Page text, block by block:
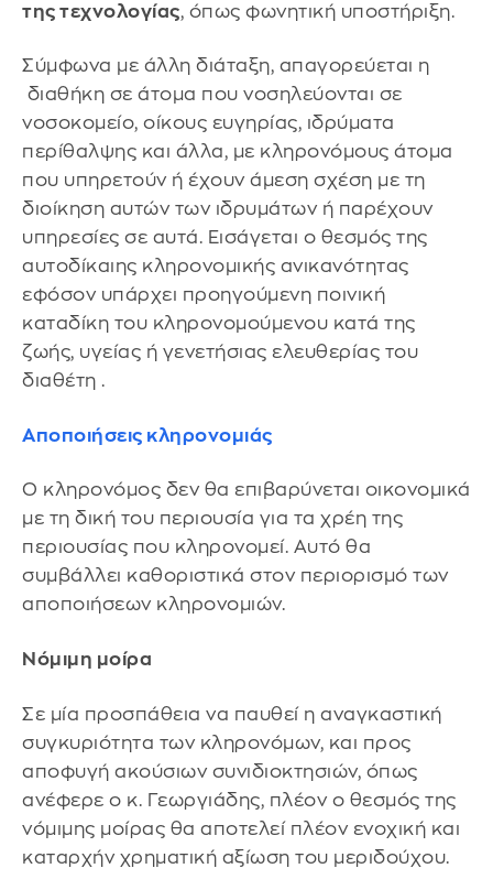
της τεχνολογίας, όπως φωνητική υποστήριξη.
Σύμφωνα με άλλη διάταξη, απαγορεύεται η
διαθήκη σε άτομα που νοσηλεύονται σε
νοσοκομείο, οίκους ευγηρίας, ιδρύματα
περίθαλψης και άλλα, με κληρονόμους άτομα
που υπηρετούν ή έχουν άμεση σχέση με τη
διοίκηση αυτών των ιδρυμάτων ή παρέχουν
υπηρεσίες σε αυτά. Εισάγεται ο θεσμός της
αυτοδίκαιης κληρονομικής ανικανότητας
εφόσον υπάρχει προηγούμενη ποινική
καταδίκη του κληρονομούμενου κατά της
ζωής, υγείας ή γενετήσιας ελευθερίας του
διαθέτη .
Αποποιήσεις κληρονομιάς
Ο κληρονόμος δεν θα επιβαρύνεται οικονομικά
με τη δική του περιουσία για τα χρέη της
περιουσίας που κληρονομεί. Αυτό θα
συμβάλλει καθοριστικά στον περιορισμό των
αποποιήσεων κληρονομιών.
Νόμιμη μοίρα
Σε μία προσπάθεια να παυθεί η αναγκαστική
συγκυριότητα των κληρονόμων, και προς
αποφυγή ακούσιων συνιδιοκτησιών, όπως
ανέφερε ο κ. Γεωργιάδης, πλέον ο θεσμός της
νόμιμης μοίρας θα αποτελεί πλέον ενοχική και
καταρχήν χρηματική αξίωση του μεριδούχου.